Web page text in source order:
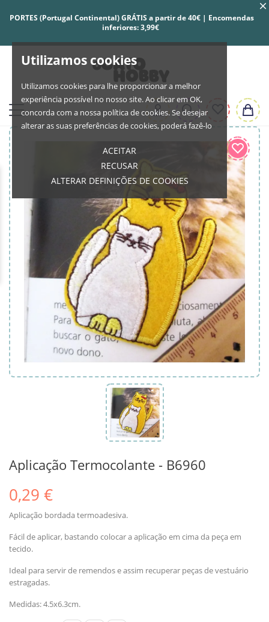
Utilizamos cookies
Utilizamos cookies para lhe proporcionar a melhor
experiência possível no nosso site. Ao clicar em OK,
concorda com a nossa política de cookies. Se desejar
alterar as suas preferências de cookies, poderá fazê-lo
ACEITAR
RECUSAR
ALTERAR DEFINIÇÕES DE COOKIES
PORTES (Portugal Continental) GRÁTIS a partir de 40€ | Encomendas
inferiores: 3,99€
Aplicação Termocolante - B6960
0,29 €
Aplicação bordada termoadesiva.
Fácil de aplicar, bastando colocar a aplicação em cima da peça em
tecido.
Ideal para servir de remendos e assim recuperar peças de vestuário
estragadas.
Medidas: 4.5x6.3cm.